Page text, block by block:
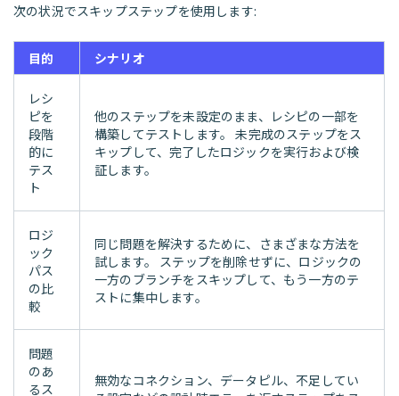
次の状況でスキップステップを使用します:
目的 シナリオ
レシ
ピを
段階
的に
テス
ト
他のステップを未設定のまま、レシピの一部を
構築してテストします。 未完成のステップをス
キップして、完了したロジックを実行および検
証します。
ロジ
ック
パス
の比
較
同じ問題を解決するために、さまざまな方法を
試します。 ステップを削除せずに、ロジックの
一方のブランチをスキップして、もう一方のテ
ストに集中します。
問題
のあ
るス
無効なコネクション、データピル、不足してい